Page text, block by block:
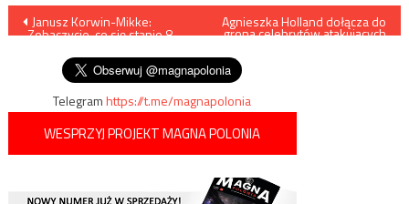
Nawigacja
wpisu
Janusz Korwin-Mikke:
„Zobaczycie, co się stanie 8
Agnieszka Holland dołącza do
grona celebrytów atakujących
Telegramhttps://t.me/magnapolonia
WESPRZYJ PROJEKT MAGNA POLONIA